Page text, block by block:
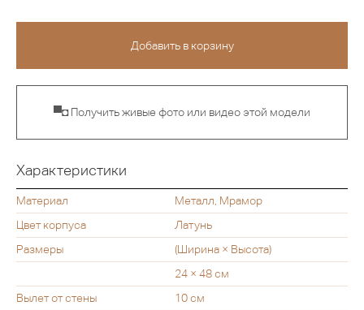
▀◘ Получить живые фото или видео этой модели
Характеристики
Материал
Металл, Мрамор
Цвет корпуса
Латунь
Размеры
(Ширина × Высота)
24 × 48 см
Вылет от стены
10 см